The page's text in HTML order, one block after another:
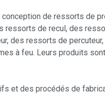
de ressorts de
ressorts de recul, des
des ressorts de
à feu. Leurs produits
et des procédés de